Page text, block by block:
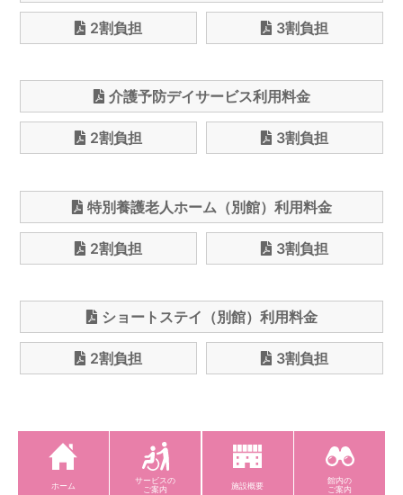
2割負担 3割負担
介護予防デイサービス利用料金
2割負担 3割負担
特別養護老人ホーム（別館）利用料金
2割負担 3割負担
ショートステイ（別館）利用料金
2割負担 3割負担
ホーム
サービスの
ご案内
施設概要
館内の
ご案内